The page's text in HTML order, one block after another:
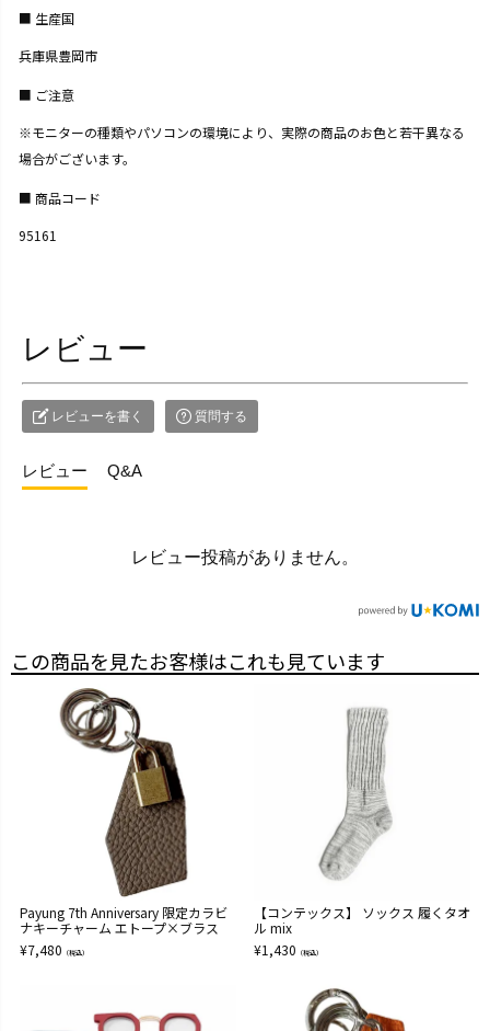
生産国
兵庫県豊岡市
ご注意
※モニターの種類やパソコンの環境により、実際の商品のお色と若干異なる
場合がございます。
商品コード
95161
レビュー
レビューを書く 質問する
レビュー Q&A
レビュー投稿がありません。
この商品を見たお客様はこれも見ています
Payung 7th Anniversary 限定カラビ
ナキーチャーム エトープ×ブラス
¥7,480 （税込）
【コンテックス】 ソックス 履くタオ
ル mix
¥1,430 （税込）